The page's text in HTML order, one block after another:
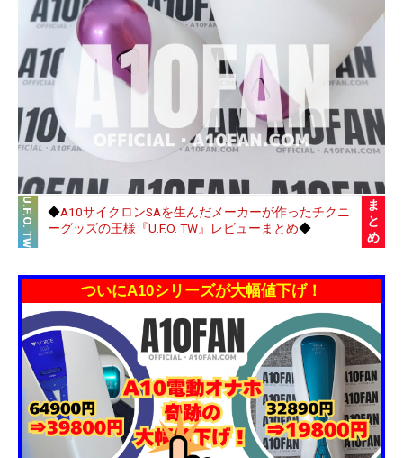
U.F.O. TW ◆A10サイクロンSAを生んだメーカーが作ったチクニ
ーグッズの王様『U.F.O. TW』レビューまとめ◆
ま
と
め
ついにA10シリーズが大幅値下げ！